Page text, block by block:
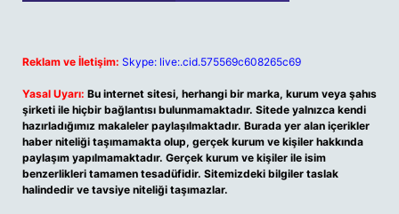
Reklam ve İletişim: Skype: live:.cid.575569c608265c69
Yasal Uyarı: Bu internet sitesi, herhangi bir marka, kurum veya şahıs
şirketi ile hiçbir bağlantısı bulunmamaktadır. Sitede yalnızca kendi
hazırladığımız makaleler paylaşılmaktadır. Burada yer alan içerikler
haber niteliği taşımamakta olup, gerçek kurum ve kişiler hakkında
paylaşım yapılmamaktadır. Gerçek kurum ve kişiler ile isim
benzerlikleri tamamen tesadüfidir. Sitemizdeki bilgiler taslak
halindedir ve tavsiye niteliği taşımazlar.